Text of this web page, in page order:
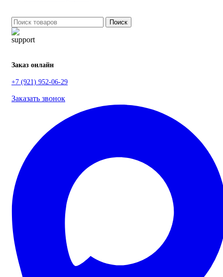
Поиск
Заказ онлайн
+7 (921) 952-06-29
Заказать звонок